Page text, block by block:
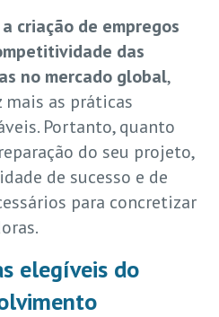
criação de empregos
das
no mercado global,
mais as práticas
Portanto, quanto
do seu projeto,
de sucesso e de
para concretizar
elegíveis do